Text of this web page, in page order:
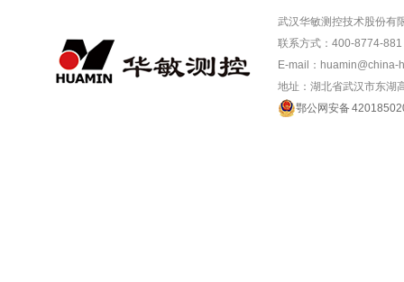
武汉华敏测控技术股份有
联系方式：400-8774-
E-mail：huamin@china-
地址：湖北省武汉市东湖
鄂公网安备